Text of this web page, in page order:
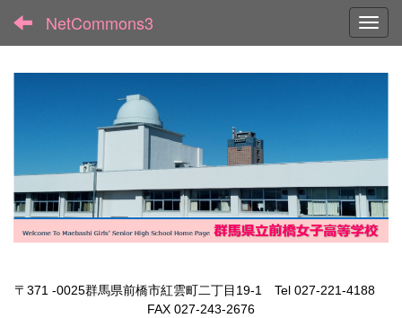
NetCommons3
〒371 -0025群馬県前橋市紅雲町二丁目19-1 Tel 027-221-4188
FAX 027-243-2676